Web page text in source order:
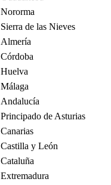
Nororma
Sierra de las Nieves
Almería
Córdoba
Huelva
Málaga
Andalucía
Principado de Asturias
Canarias
Castilla y León
Cataluña
Extremadura